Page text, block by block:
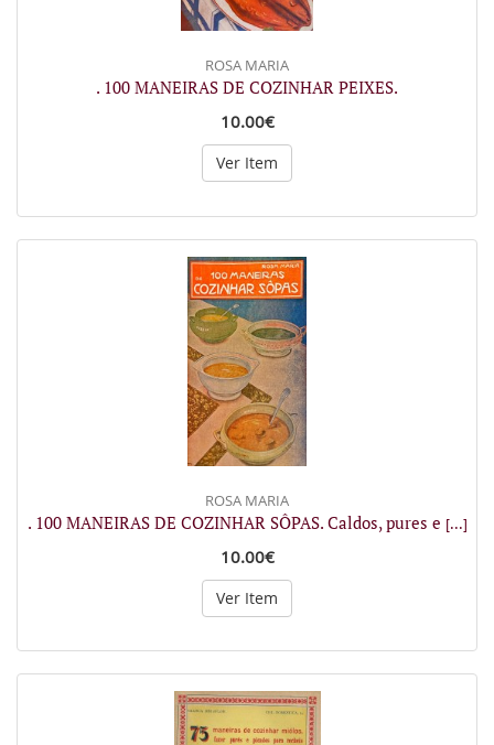
ROSA MARIA
. 100 MANEIRAS DE COZINHAR PEIXES.
10.00€
Ver Item
ROSA MARIA
. 100 MANEIRAS DE COZINHAR SÔPAS. Caldos, pures e [...]
10.00€
Ver Item